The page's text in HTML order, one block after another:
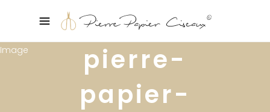
pierre-
papier-